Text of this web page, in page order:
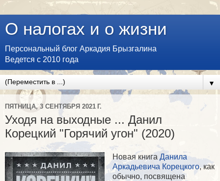
О налогах и о жизни
Персональный блог Аркадия Брызгалина
Ведется с 2010 года
▼
ПЯТНИЦА, 3 СЕНТЯБРЯ 2021 Г.
Уходя на выходные ... Данил
Корецкий "Горячий угон" (2020)
Новая книга Данила
Аркадьевича Корецкого, как
обычно, посвящена